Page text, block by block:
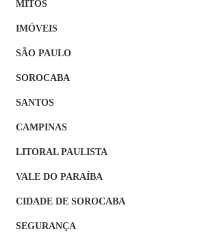
MITOS
IMÓVEIS
SÃO PAULO
SOROCABA
SANTOS
CAMPINAS
LITORAL PAULISTA
VALE DO PARAÍBA
CIDADE DE SOROCABA
SEGURANÇA